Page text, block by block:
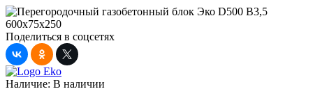
Поделиться в соцсетях
Наличие: В наличии